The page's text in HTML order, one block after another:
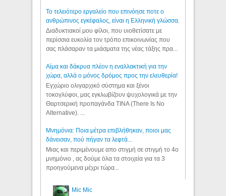
Το τελειότερο εργαλείο που επινόησε ποτε ο
ανθρώπινος εγκέφαλος, είναι η Ελληνική γλώσσα.
Διαδυκτιακοί μου φίλοι, που υιοθετίσατε με
περίσσια ευκολία τον τρόπο επικοινωνίας που
σας πλάσαραν τα μιάσματα της νέας τάξης πρα...
Αίμα και δάκρυα πλέον η εναλλακτική για την
χώρα, αλλά ο μόνος δρόμος προς την ελευθερία!
Εγχώριο ολιγαρχικό σύστημα και ξένοι
τοκογλύφοι, μας εγκλωβίζουν ψυχολογικά με την
Θαρτσερική προπαγάνδα TINA (There Is No
Alternative). ...
Μνημόνια: Ποια μέτρα επιβλήθηκαν, ποιοι μας
δάνεισαν, πού πήγαν τα λεφτά...
Μιας και περιμένουμε απο στιγμή σε στιγμή το 4ο
μνημόνιο , ας δούμε όλα τα στοιχεία για τα 3
προηγούμενα μέχρι τώρα...
Mic Mic